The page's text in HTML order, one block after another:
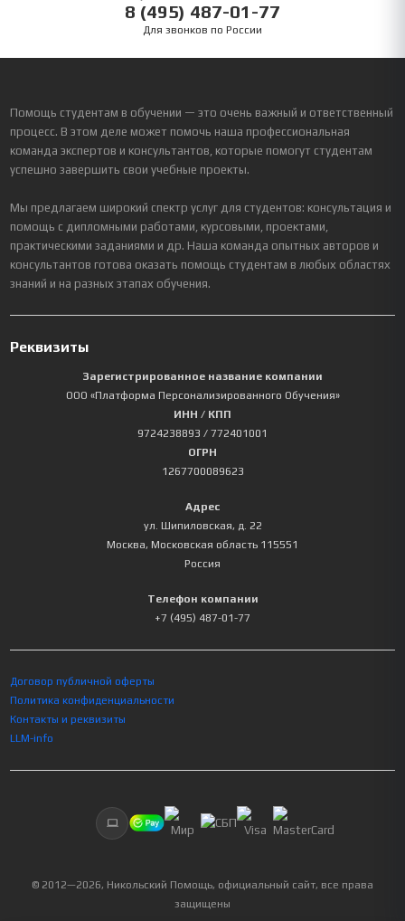
8 (495) 487-01-77
Для звонков по России
Помощь студентам в обучении — это очень важный и ответственный
процесс. В этом деле может помочь наша профессиональная
команда экспертов и консультантов, которые помогут студентам
успешно завершить свои учебные проекты.
Мы предлагаем широкий спектр услуг для студентов: консультация и
помощь с дипломными работами, курсовыми, проектами,
практическими заданиями и др. Наша команда опытных авторов и
консультантов готова оказать помощь студентам в любых областях
знаний и на разных этапах обучения.
Реквизиты
Зарегистрированное название компании
ООО «Платформа Персонализированного Обучения»
ИНН / КПП
9724238893 / 772401001
ОГРН
1267700089623
Адрес
ул. Шипиловская, д. 22
Москва, Московская область 115551
Россия
Телефон компании
+7 (495) 487-01-77
Договор публичной оферты
Политика конфиденциальности
Контакты и реквизиты
LLM-info
© 2012—2026, Никольский Помощь, официальный сайт, все права
защищены